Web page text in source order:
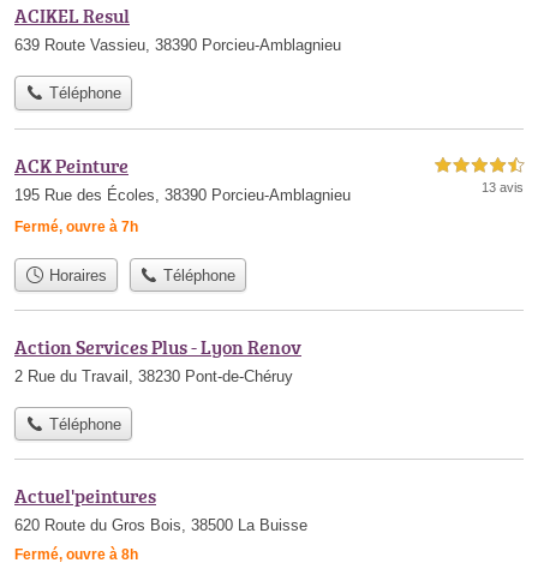
ACIKEL Resul
639 Route Vassieu, 38390 Porcieu-Amblagnieu
Téléphone
ACK Peinture
195 Rue des Écoles, 38390 Porcieu-Amblagnieu
Fermé, ouvre à 7h
4,5 étoiles sur 5
13 avis
Horaires Téléphone
Action Services Plus - Lyon Renov
2 Rue du Travail, 38230 Pont-de-Chéruy
Téléphone
Actuel'peintures
620 Route du Gros Bois, 38500 La Buisse
Fermé, ouvre à 8h